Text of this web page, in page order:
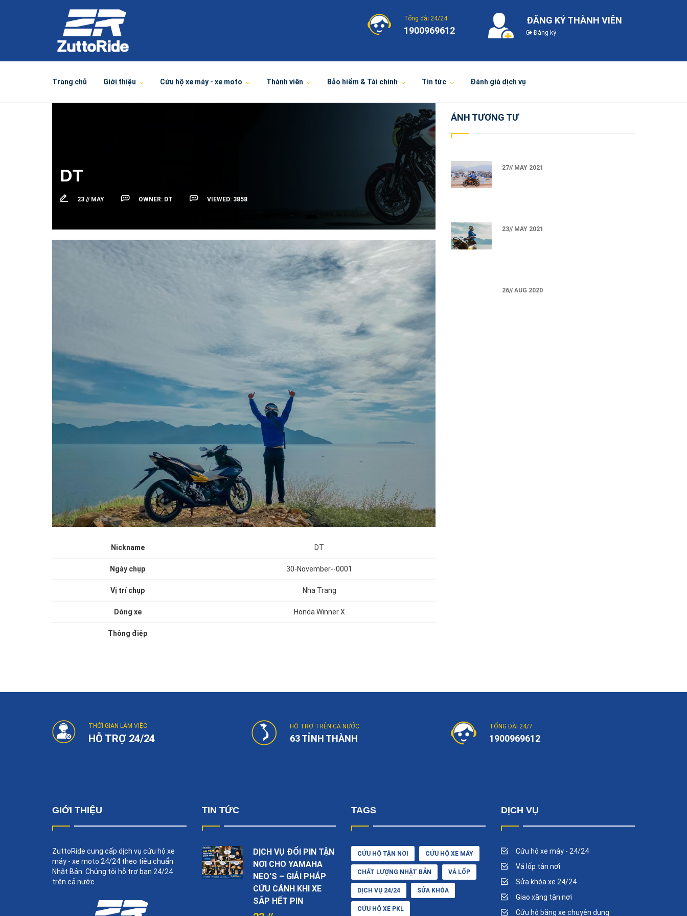
Tổng đài 24/24
1900969612
ĐĂNG KÝ THÀNH VIÊN
Đăng ký
Trang chủ Giới thiệu Cứu hộ xe máy - xe moto Thành viên Bảo hiểm & Tài chính Tin tức Đánh giá dịch vụ
DT
23 //MAY OWNER: DT VIEWED: 3858
Nickname DT
Ngày chụp 30-November--0001
Vị trí chụp Nha Trang
Dòng xe Honda Winner X
Thông điệp
navigation
ẢNH TƯƠNG TƯ
27// MAY 2021
23// MAY 2021
26// AUG 2020
THỜI GIAN LÀM VIỆC
HỖ TRỢ 24/24
HỖ TRỢ TRÊN CẢ NƯỚC
63 TỈNH THÀNH
TỔNG ĐÀI 24/7
1900969612
GIỚI THIỆU
ZuttoRide cung cấp dịch vụ cứu hộ xe
máy - xe moto 24/24 theo tiêu chuẩn
Nhật Bản. Chúng tôi hỗ trợ bạn 24/24
trên cả nước.
TIN TỨC
DỊCH VỤ ĐỔI PIN TẬN
NƠI CHO YAMAHA
NEO'S – GIẢI PHÁP
CỨU CÁNH KHI XE
SẮP HẾT PIN
TAGS
CỨU HỘ TẬN NƠI CỨU HỘ XE MÁY
CHẤT LƯỢNG NHẬT BẢN VÁ LỐP
DỊCH VỤ 24/24 SỬA KHÓA
CỨU HỘ XE PKL
DỊCH VỤ
Cứu hộ xe máy - 24/24
Vá lốp tận nơi
Sửa khóa xe 24/24
Giao xăng tận nơi
Cứu hộ bằng xe chuyên dụng